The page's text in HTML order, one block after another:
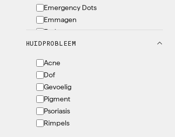
Emergency Dots
Emmagen
Endocare
EVY
Heliocare
Heltitude
Instituut Sensy
IOAN
Iraltone
Konjac
HUIDPROBLEEM
Acne
Dof
Gevoelig
Pigment
Psoriasis
Rimpels